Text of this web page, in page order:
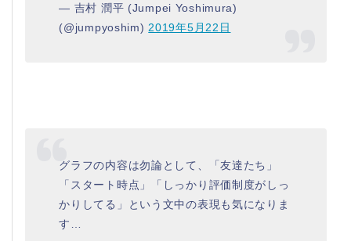
— 吉村 潤平 (Jumpei Yoshimura)
(@jumpyoshim)2019年5月22日
グラフの内容は勿論として、「友達たち」
「スタート時点」「しっかり評価制度がしっ
かりしてる」という文中の表現も気になりま
す…